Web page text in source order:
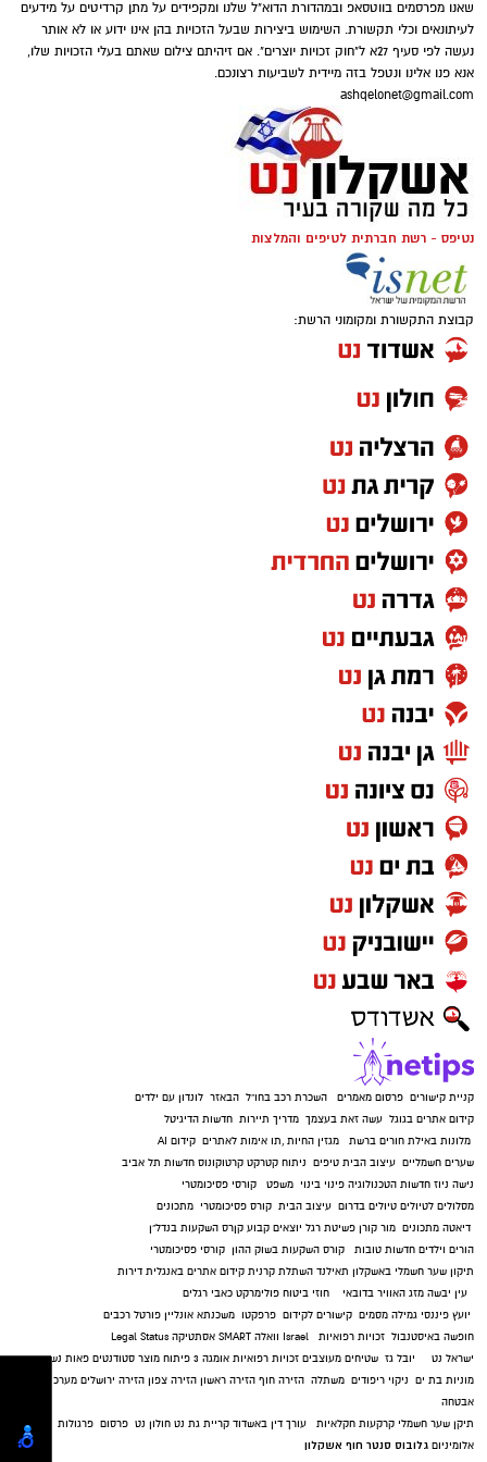
וכיצד היא תופעל.
להורדת האפליקציה לחצו כאן
שאנו מפרסמים בווטסאפ ובמהדורת הדוא"ל שלנו ומקפידים על מתן קרדיטים על מידעים
לעיתונאים וכלי תקשורת. השימוש ביצירות שבעל הזכויות בהן אינו ידוע או לא אותר
נעשה לפי סעיף 27א ל"חוק זכויות יוצרים". אם זיהיתם צילום שאתם בעלי הזכויות שלו,
אנא פנו אלינו ונטפל בזה מיידית לשביעות רצונכם.
ashqelonet@gmail.com
נטיפס - רשת חברתית לטיפים והמלצות
קבוצת התקשורת ומקומוני הרשת:
קניית קישורים פרסום מאמרים השכרת רכב בחו"ל הבאזר לונדון עם ילדים
קידום אתרים בגוגל עשה זאת בעצמך מדריך תיירות חדשות הדיגיטל
מלונות באילת חורים ברשת מגזין החיות ,תו אימות לאתרים קידום AI
שערים חשמליים עיצוב הבית טיפים ניתוח קטרקט קרטוקונוס חדשות תל אביב
נישה ניוז חדשות הטכנולוגיה פינוי בינוי משפט
קורסי פסיכומטרי
מסלולים לטיולים טיולים בדרום עיצוב הבית קורס פסיכומטרי מתכונים
דיאטה מתכונים מור קורן פשיטת רגל יוצאים קבוע קןרס השקעות בנדל"ן
הורים וילדים חדשות טובות קורס השקעות בשוק ההון קורסי פסיכומטרי
תיקון שער חשמלי באשקלון תאילנד השתלת קרנית קידום אתרים באנגלית דירות
עין יבשה מזג האוויר בדובאי חוזי ביטוח פולימרקט כאבי רגלים
יועץ פיננסי גמילה מסמים קישורים לקידום פרפקטו משכנתא אונליין פורטל רכבים
חופשה באיסטנבול זכויות רפואיות Israel וואלה SMART אסתטיקה Legal Status
ישראל נט
יובל גז שטיחים מעוצבים זכויות רפואיות אומגה 3 פיתוח מוצר סטודנטים פאות נשים
מוניות בת ים ניקוי ריפודים משתלה הזירה חוף הזירה ראשון הזירה צפון הזירה ירושלים מערכות
אבטחה
תיקן שער חשמלי קרקעות חקלאיות עורך דין באשדוד קריית גת נט חולון נט פרסום פרגולות
אלומיניום גלובוס סנטר חוף אשקלון